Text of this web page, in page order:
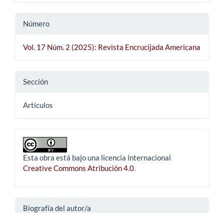
Número
Vol. 17 Núm. 2 (2025): Revista Encrucijada Americana
Sección
Artículos
Esta obra está bajo una licencia internacional
Creative Commons Atribución 4.0.
Biografía del autor/a